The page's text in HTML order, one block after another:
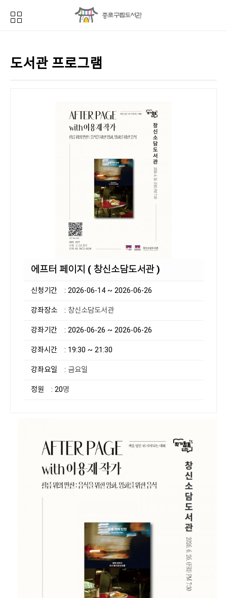
도서관 프로그램
에프터 페이지 ( 창신소담도서관 )
신청기간 : 2026-06-14 ~ 2026-06-26
강좌장소 : 창신소담도서관
강좌기간 : 2026-06-26 ~ 2026-06-26
강좌시간 : 19:30 ~ 21:30
강좌요일 : 금요일
정원 : 20명